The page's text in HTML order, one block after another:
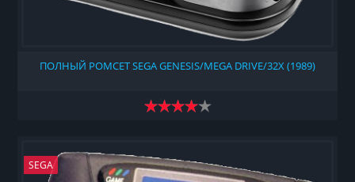
ПОЛНЫЙ РОМСЕТ SEGA GENESIS/MEGA DRIVE/32X (1989)
SEGA